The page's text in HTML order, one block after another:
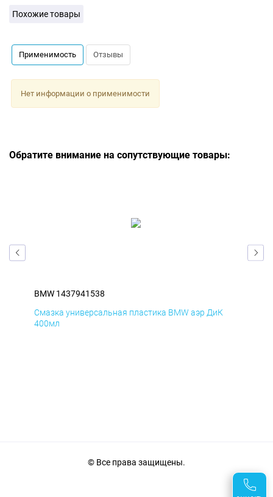
Похожие товары
Применимость Отзывы
Нет информации о применимости
Обратите внимание на сопутствующие товары:
BMW 1437941538
Смазка универсальная пластика BMW аэр ДиК
400мл
© Все права защищены.